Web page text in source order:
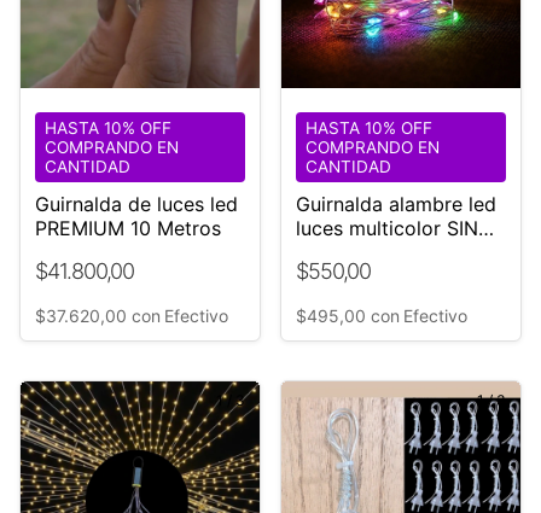
Guirnalda de luces led
PREMIUM 10 Metros
$41.800,00
HASTA 10% OFF
COMPRANDO EN
CANTIDAD
$37.620,00 con Efectivo
Guirnalda alambre led
luces multicolor SIN
$550,00
HASTA 10% OFF
COMPRANDO EN
CANTIDAD
$495,00 con Efectivo
1/ 3 1/3